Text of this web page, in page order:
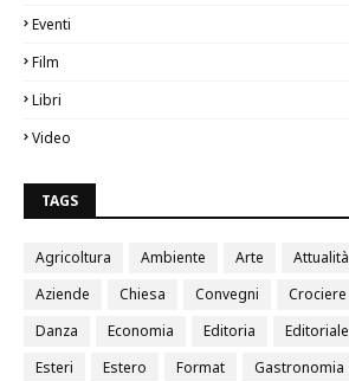
Eventi
Film
Libri
Video
TAGS
Agricoltura Ambiente Arte Attualità
Aziende
Chiesa Convegni Crociere
Danza
Economia Editoria Editoriale
Esteri
Estero Format Gastronomia